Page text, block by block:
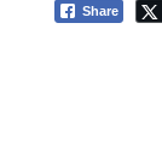
Share